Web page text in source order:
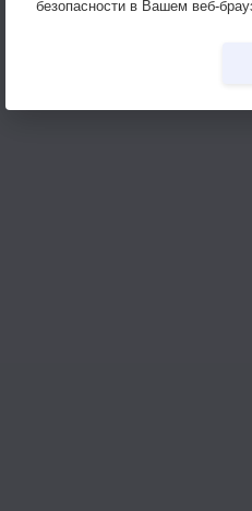
безопасности в Вашем веб-